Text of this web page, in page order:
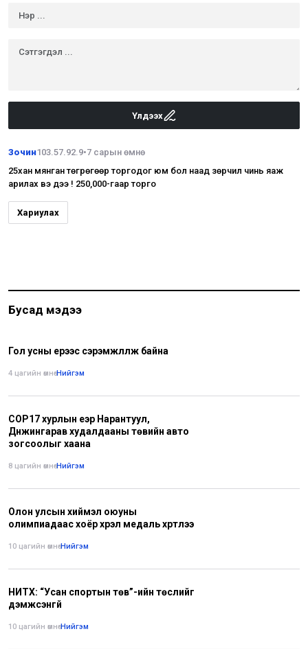
Үлдээх
Зочин103.57.92.9•7 сарын өмнө
25хан мянган төгрөгөөр торгодог юм бол наад зөрчил чинь яаж
арилах вэ дээ ! 250,000-гаар торго
Хариулах
Бусад мэдээ
Гол усны үерээс сэрэмжлүүлж байна
4 цагийн өмнө•Нийгэм
COP17 хурлын үеэр Нарантуул,
Дүнжингарав худалдааны төвийн авто
зогсоолыг хаана
8 цагийн өмнө•Нийгэм
Олон улсын хиймэл оюуны
олимпиадаас хоёр хүрэл медаль хүртлээ
10 цагийн өмнө•Нийгэм
НИТХ: “Усан спортын төв”-ийн төслийг
дэмжсэнгүй
10 цагийн өмнө•Нийгэм